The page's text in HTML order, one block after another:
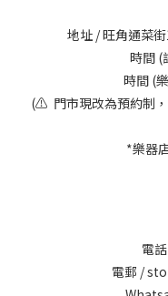
地址 / 旺角通菜
時間 (
時間 (
(⚠️ 門市現改為預約制
*樂器
電
電郵 /